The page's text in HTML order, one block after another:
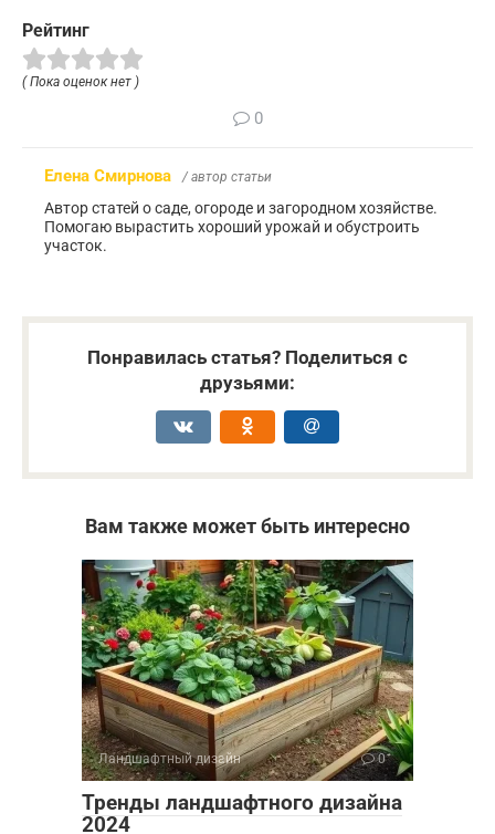
Рейтинг
( Пока оценок нет )
0
Елена Смирнова / автор статьи
Автор статей о саде, огороде и загородном хозяйстве.
Помогаю вырастить хороший урожай и обустроить
участок.
Понравилась статья? Поделиться с
друзьями:
Вам также может быть интересно
Ландшафтный дизайн 0
Тренды ландшафтного дизайна
2024